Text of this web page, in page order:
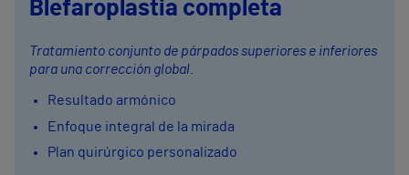
Blefaroplastia completa
Tratamiento conjunto de párpados superiores e inferiores
para una corrección global.
Resultado armónico
Enfoque integral de la mirada
Plan quirúrgico personalizado